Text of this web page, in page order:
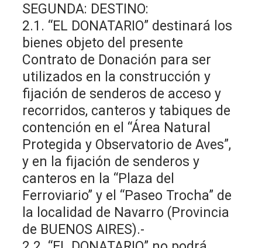
SEGUNDA: DESTINO:
2.1. “EL DONATARIO” destinará los
bienes objeto del presente
Contrato de Donación para ser
utilizados en la construcción y
fijación de senderos de acceso y
recorridos, canteros y tabiques de
contención en el “Área Natural
Protegida y Observatorio de Aves”,
y en la fijación de senderos y
canteros en la “Plaza del
Ferroviario” y el “Paseo Trocha” de
la localidad de Navarro (Provincia
de BUENOS AIRES).-